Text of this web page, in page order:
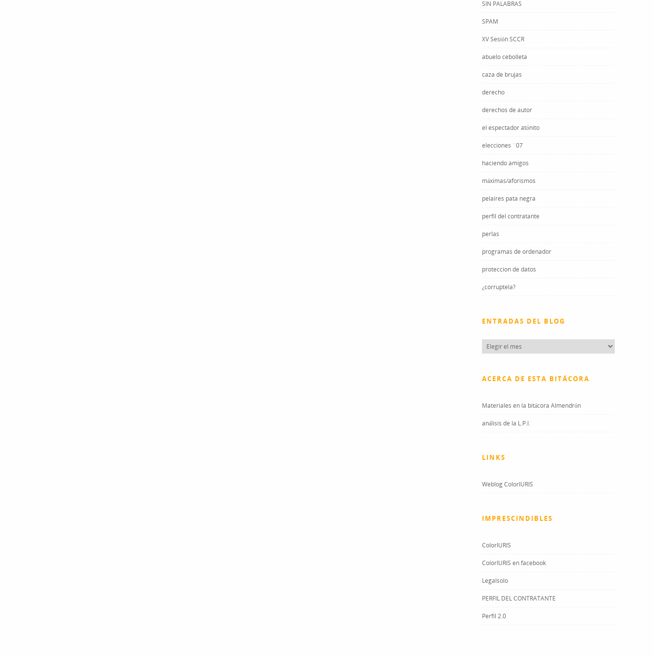
SIN PALABRAS
SPAM
XV Sesión SCCR
abuelo cebolleta
caza de brujas
derecho
derechos de autor
el espectador atónito
elecciones ´07
haciendo amigos
máximas/aforismos
pelaires pata negra
perfil del contratante
perlas
programas de ordenador
proteccion de datos
¿corruptela?
ENTRADAS DEL BLOG
Entradas
del
ACERCA DE ESTA BITÁCORA
Materiales en la bitácora Almendrón
análisis de la L.P.I.
LINKS
Weblog ColorIURIS
IMPRESCINDIBLES
ColorIURIS
ColorIURIS en facebook
Legalsolo
PERFIL DEL CONTRATANTE
Perfil 2.0